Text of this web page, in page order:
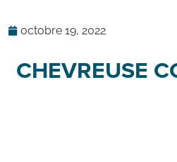
octobre 19, 2022
CHEVREUSE